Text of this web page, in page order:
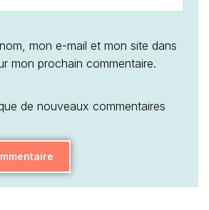
mon e-mail et mon site dans
mon prochain commentaire.
de nouveaux commentaires